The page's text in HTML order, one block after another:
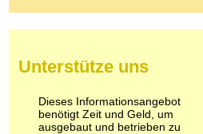
Pilze
Psychopharmaka
Schlafmittel
Schmerzmittel
Unterstütze uns
Dieses Informationsangebot
benötigt Zeit und Geld, um
ausgebaut und betrieben zu